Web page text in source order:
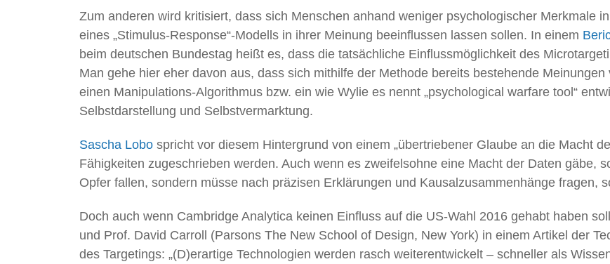
Zum anderen wird kritisiert, dass sich Menschen anhand weniger psychologischer Merkmale
eines „Stimulus-Response“-Modells in ihrer Meinung beeinflussen lassen sollen. In einem
beim deutschen Bundestag heißt es, dass die tatsächliche Einflussmöglichkeit des
Man gehe hier eher davon aus, dass sich mithilfe der Methode bereits bestehende
einen Manipulations-Algorithmus bzw. ein wie Wylie es nennt „psychological warfare tool“
Selbstdarstellung und Selbstvermarktung.
Sascha Lobo spricht vor diesem Hintergrund von einem „übertriebener Glaube an die Macht
Fähigkeiten zugeschrieben werden. Auch wenn es zweifelsohne eine Macht der Daten gäbe,
Opfer fallen, sondern müsse nach präzisen Erklärungen und Kausalzusammenhänge
Doch auch wenn Cambridge Analytica keinen Einfluss auf die US-Wahl 2016 gehabt haben
und Prof. David Carroll (Parsons The New School of Design, New York) in einem Artikel der
des Targetings: „(D)erartige Technologien werden rasch weiterentwickelt – schneller als